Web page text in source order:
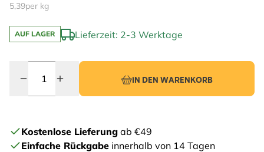
5,39per kg
AUF LAGER Lieferzeit: 2-3 Werktage
IN DEN WARENKORB
Kostenlose Lieferung ab €49
Einfache Rückgabe innerhalb von 14 Tagen